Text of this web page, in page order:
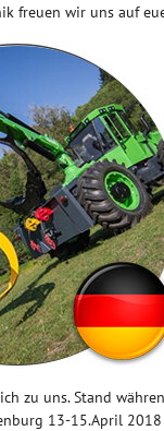
freuen wir uns auf
zu uns. Stand
13-15.April